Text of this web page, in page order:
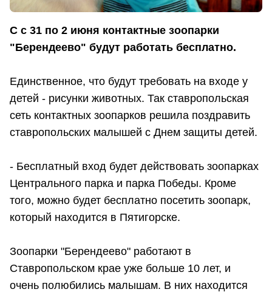
С с 31 по 2 июня контактные зоопарки
"Берендеево" будут работать бесплатно.
Единственное, что будут требовать на входе у
детей - рисунки животных. Так ставропольская
сеть контактных зоопарков решила поздравить
ставропольских малышей с Днем защиты детей.
- Бесплатный вход будет действовать зоопарках
Центрального парка и парка Победы. Кроме
того, можно будет бесплатно посетить зоопарк,
который находится в Пятигорске.
Зоопарки "Берендеево" работают в
Ставропольском крае уже больше 10 лет, и
очень полюбились малышам. В них находится